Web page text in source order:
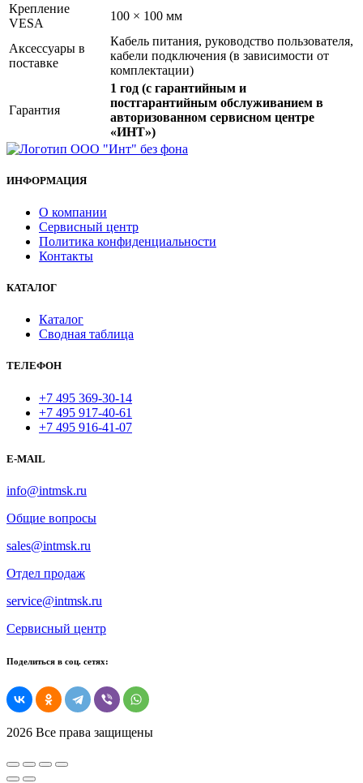
Крепление
VESA
100 × 100 мм
Аксессуары в
поставке
Кабель питания, руководство пользователя,
кабели подключения (в зависимости от
комплектации)
Гарантия
1 год (с гарантийным и
постгарантийным обслуживанием в
авторизованном сервисном центре
«ИНТ»)
ИНФОРМАЦИЯ
О компании
Сервисный центр
Политика конфиденциальности
Контакты
КАТАЛОГ
Каталог
Сводная таблица
ТЕЛЕФОН
+7 495 369-30-14
+7 495 917-40-61
+7 495 916-41-07
E-MAIL
info@intmsk.ru
Общие вопросы
sales@intmsk.ru
Отдел продаж
service@intmsk.ru
Сервисный центр
Поделиться в соц. сетях:
2026 Все права защищены